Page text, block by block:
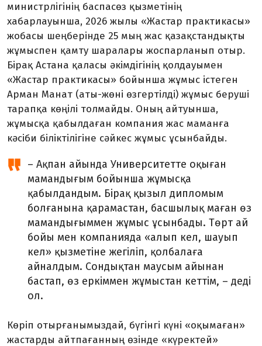
министрлігінің бас­пасөз қызметінің
хабарлауынша, 2026 жылы «Жастар практикасы»
жобасы шеңберінде 25 мың жас қазақстандықты
жұмыспен қамту шаралары жоспарланып отыр.
Бірақ Астана қаласы әкім­дігінің қолдауымен
«Жастар прак­тикасы» бойынша жұмыс істеген
Арман Манат (аты-жөні өзгертілді) жұмыс беруші
тарапқа көңілі толмайды. Оның айтуынша,
жұмысқа қабылдаған компания жас маманға
кәсіби білік­тілігіне сәйкес жұмыс ұсынбайды.
– Ақпан айында Университетте оқыған
мамандығым бойынша жұмысқа
қабылдандым. Бірақ қызыл дипломым
болға­нына қарамастан, басшылық маған өз
мамандығыммен жұмыс ұсынбады. Төрт ай
бойы мен компанияда «алып кел, шауып
кел» қызметіне жегіліп, қолбалаға
айналдым. Сондықтан маусым айы­нан
бастап, өз еркіммен жұ­мыс­тан кеттім, – деді
ол.
Көріп отырғанымыздай, бүгінгі күні «оқымаған»
жастарды айтпағанның өзінде «күректей»